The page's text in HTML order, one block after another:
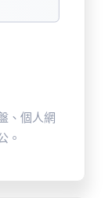
、個人網
。